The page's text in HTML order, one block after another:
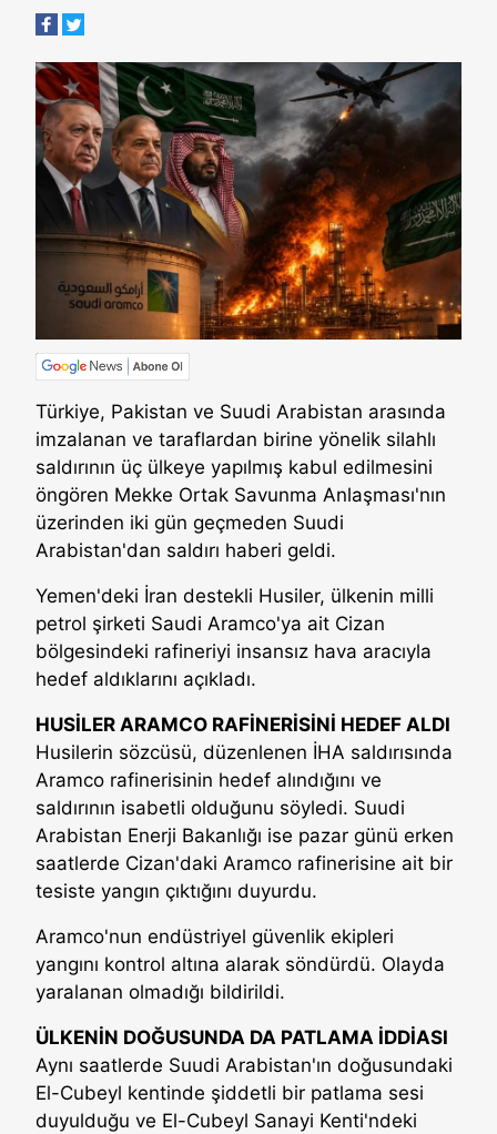
Türkiye, Pakistan ve Suudi Arabistan arasında
imzalanan ve taraflardan birine yönelik silahlı
saldırının üç ülkeye yapılmış kabul edilmesini
öngören Mekke Ortak Savunma Anlaşması'nın
üzerinden iki gün geçmeden Suudi
Arabistan'dan saldırı haberi geldi.
Yemen'deki İran destekli Husiler, ülkenin milli
petrol şirketi Saudi Aramco'ya ait Cizan
bölgesindeki rafineriyi insansız hava aracıyla
hedef aldıklarını açıkladı.
HUSİLER ARAMCO RAFİNERİSİNİ HEDEF ALDI
Husilerin sözcüsü, düzenlenen İHA saldırısında
Aramco rafinerisinin hedef alındığını ve
saldırının isabetli olduğunu söyledi. Suudi
Arabistan Enerji Bakanlığı ise pazar günü erken
saatlerde Cizan'daki Aramco rafinerisine ait bir
tesiste yangın çıktığını duyurdu.
Aramco'nun endüstriyel güvenlik ekipleri
yangını kontrol altına alarak söndürdü. Olayda
yaralanan olmadığı bildirildi.
ÜLKENİN DOĞUSUNDA DA PATLAMA İDDİASI
Aynı saatlerde Suudi Arabistan'ın doğusundaki
El-Cubeyl kentinde şiddetli bir patlama sesi
duyulduğu ve El-Cubeyl Sanayi Kenti'ndeki